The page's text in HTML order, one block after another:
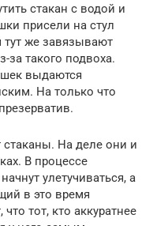
стакан с водой и
присели на стул
же завязывают
за такого подвоха.
выдаются
На только что
На деле они и
В процессе
улетучиваться, а
в это время
тот, кто аккуратнее